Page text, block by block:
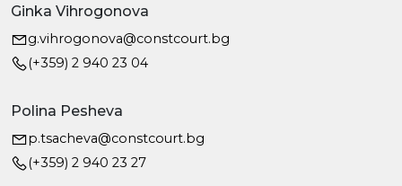
Ginka Vihrogonova
g.vihrogonova@constcourt.bg
(+359) 2 940 23 04
Polina Pesheva
p.tsacheva@constcourt.bg
(+359) 2 940 23 27